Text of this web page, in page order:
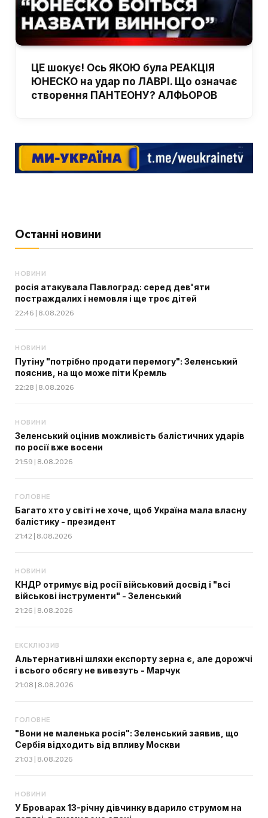
ЦЕ шокує! Ось ЯКОЮ була РЕАКЦІЯ
ЮНЕСКО на удар по ЛАВРІ. Що означає
створення ПАНТЕОНУ? АЛФЬОРОВ
Останні новини
НОВИНИ
росія атакувала Павлоград: серед дев'яти
постраждалих і немовля і ще троє дітей
22:46 | 8.08.2026
НОВИНИ
Путіну "потрібно продати перемогу": Зеленський
пояснив, на що може піти Кремль
22:28 | 8.08.2026
НОВИНИ
Зеленський оцінив можливість балістичних ударів
по росії вже восени
21:59 | 8.08.2026
ГОЛОВНЕ
Багато хто у світі не хоче, щоб Україна мала власну
балістику - президент
21:42 | 8.08.2026
НОВИНИ
КНДР отримує від росії військовий досвід і "всі
військові інструменти" - Зеленський
21:26 | 8.08.2026
ЕКСКЛЮЗИВ
Альтернативні шляхи експорту зерна є, але дорожчі
і всього обсягу не вивезуть - Марчук
21:08 | 8.08.2026
ГОЛОВНЕ
"Вони не маленька росія": Зеленський заявив, що
Сербія відходить від впливу Москви
21:03 | 8.08.2026
НОВИНИ
У Броварах 13-річну дівчинку вдарило струмом на